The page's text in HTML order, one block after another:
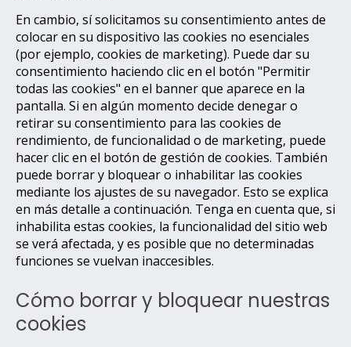
En cambio, sí solicitamos su consentimiento antes de
colocar en su dispositivo las cookies no esenciales
(por ejemplo, cookies de marketing). Puede dar su
consentimiento haciendo clic en el botón "Permitir
todas las cookies" en el banner que aparece en la
pantalla. Si en algún momento decide denegar o
retirar su consentimiento para las cookies de
rendimiento, de funcionalidad o de marketing, puede
hacer clic en el botón de gestión de cookies. También
puede borrar y bloquear o inhabilitar las cookies
mediante los ajustes de su navegador. Esto se explica
en más detalle a continuación. Tenga en cuenta que, si
inhabilita estas cookies, la funcionalidad del sitio web
se verá afectada, y es posible que no determinadas
funciones se vuelvan inaccesibles.
Cómo borrar y bloquear nuestras
cookies